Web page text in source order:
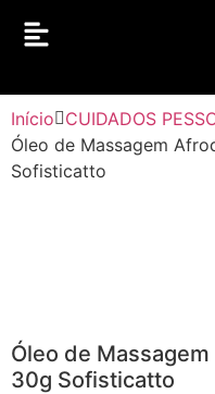
Início CUIDADOS
Óleo de Massagem
Sofisticatto
Óleo de
30g Sofisticatto